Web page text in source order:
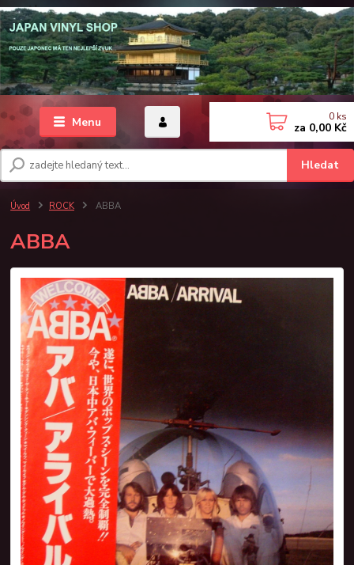
Menu
Hledat
0 ks
za 0,00 Kč
Úvod ROCK ABBA
ABBA